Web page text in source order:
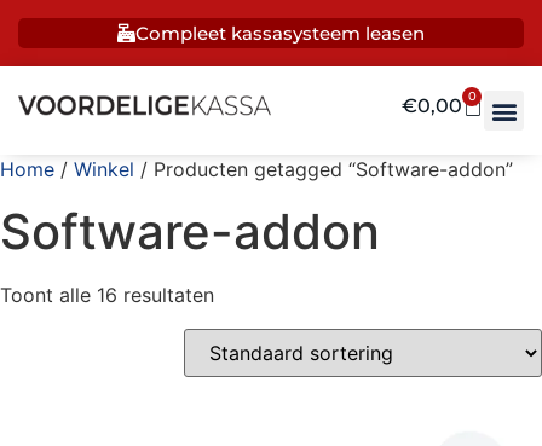
Compleet kassasysteem leasen
€0,00 0
Home / Winkel / Producten getagged “Software-addon”
Software-addon
Toont alle 16 resultaten